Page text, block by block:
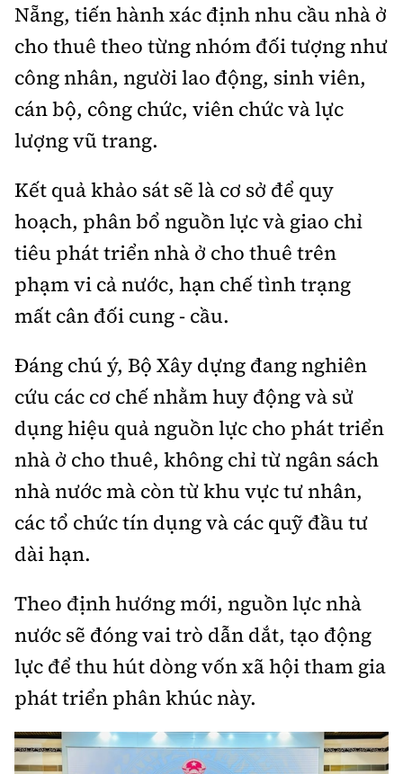
Nẵng, tiến hành xác định nhu cầu nhà ở
cho thuê theo từng nhóm đối tượng như
công nhân, người lao động, sinh viên,
cán bộ, công chức, viên chức và lực
lượng vũ trang.
Kết quả khảo sát sẽ là cơ sở để quy
hoạch, phân bổ nguồn lực và giao chỉ
tiêu phát triển nhà ở cho thuê trên
phạm vi cả nước, hạn chế tình trạng
mất cân đối cung - cầu.
Đáng chú ý, Bộ Xây dựng đang nghiên
cứu các cơ chế nhằm huy động và sử
dụng hiệu quả nguồn lực cho phát triển
nhà ở cho thuê, không chỉ từ ngân sách
nhà nước mà còn từ khu vực tư nhân,
các tổ chức tín dụng và các quỹ đầu tư
dài hạn.
Theo định hướng mới, nguồn lực nhà
nước sẽ đóng vai trò dẫn dắt, tạo động
lực để thu hút dòng vốn xã hội tham gia
phát triển phân khúc này.